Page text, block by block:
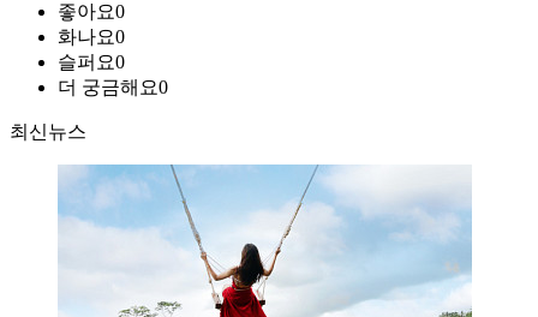
좋아요0
화나요0
슬퍼요0
더 궁금해요0
최신뉴스